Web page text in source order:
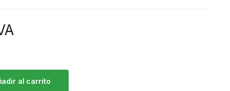
al carrito